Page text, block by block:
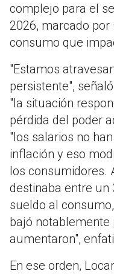
complejo para el
2026, marcado
consumo que
"Estamos
persistente",
"la situación
pérdida del poder
"los salarios no
inflación y eso
los consumidores.
destinaba entre un
sueldo al
bajó
aumentaron",
En ese orden,